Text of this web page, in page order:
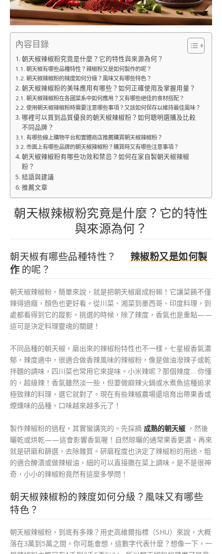
內容目錄
朝天椒辣椒粉究竟是什麼？它的特性與來源為何？
朝天椒有哪些品種特性？辣椒粉又是如何製作的呢？
朝天椒辣椒粉的辣度如何分級？風味又有哪些特色？
朝天椒辣椒粉的美味應用有哪些？如何正確使用及掌握用量？
朝天椒辣椒粉在各國菜系中如何應用？又有哪些絕佳的食材搭配？
使用朝天椒辣椒粉時需要注意哪些事項？又該如何保存以維持最佳風味？
哪裡可以買到品質優良的朝天椒辣椒粉？如何聰明選購及比較
不同品牌？
有哪些線上購物平台和實體商店推薦購買朝天椒辣椒粉？
市面上有哪些品牌的朝天椒辣椒粉？購買時又有哪些注意事項？
朝天椒辣椒粉有哪些功效和禁忌？如何在家自製朝天椒辣椒
粉？
結語與建議
推薦文章
朝天椒辣椒粉究竟是什麼？它的特性
與來源為何？
朝天椒有哪些品種特性？
辣椒粉又是如何製
作 的呢？
朝天椒辣椒粉，簡單來說，就是把朝天椒磨成粉嘛！它讓菜餚不僅
辣得過癮，顏色也更好看。從川菜、湘菜到墨西哥、印度料理，到
處都看得到它的蹤影。挑選的時候，除了辣度，香氣也是重點——
這可是決定料理靈魂的關鍵！
不同品種的朝天椒，磨出來的辣椒粉特性也不一樣。七星椒香氣濃
郁，辣度適中，很適合做香辣風味的辣椒粉，像是做油潑辣子或乾
拌麵的調味，四川菜也常用它來提味。小米辣呢？那個辣度… 你懂
的，超級辣！香氣雖然淡一些，但要做麻辣火鍋或水煮魚這種追求
極致辣的料理，選它就對了。現在有些辣椒農場還培育出帶果香或
煙燻味的品種，口味越來越多元了！
製作辣椒粉的過程，其實蠻講究的。先採摘 成熟的朝天椒 ，然後
曬乾或烘乾——這會影響香氣喔！自然晾曬的通常果香更濃。再來
就是研磨和篩選，去除雜質。研磨程度也決定了辣椒粉的用途，粗
的適合醃漬或做辣椒油，細的可以直接撒在菜上調味。是不是很神
奇，小小的辣椒粉竟然有這麼多學問！
朝天椒辣椒粉的辣度如何分級？風味又有哪些
特色？
朝天椒辣椒粉，到底有多辣？用史高維爾指標（SHU）來說，大概
落在3萬到5萬之間。你可能會想，這數字代表什麼？想像一下，一